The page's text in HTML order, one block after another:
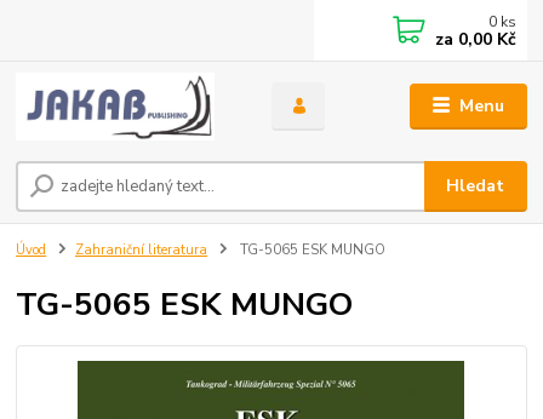
Menu
Hledat
0 ks
za 0,00 Kč
Úvod Zahraniční literatura TG-5065 ESK MUNGO
TG-5065 ESK MUNGO